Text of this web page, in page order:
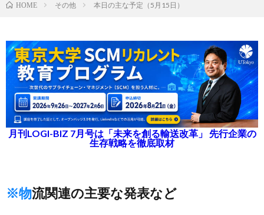
HOME その他 本日の主な予定（5月15日）
月刊LOGI-BIZ 7月号は「未来を創る輸送改革」 先行企業の
生存戦略を徹底取材
※物流関連の主要な発表など